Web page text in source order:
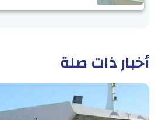
أخبار ذات صلة